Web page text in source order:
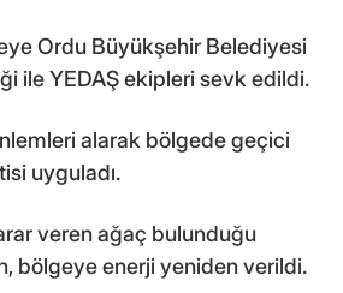
Ordu Büyükşehir Belediyesi
ile YEDAŞ ekipleri sevk edildi.
alarak bölgede geçici
uyguladı.
veren ağaç bulunduğu
bölgeye enerji yeniden verildi.